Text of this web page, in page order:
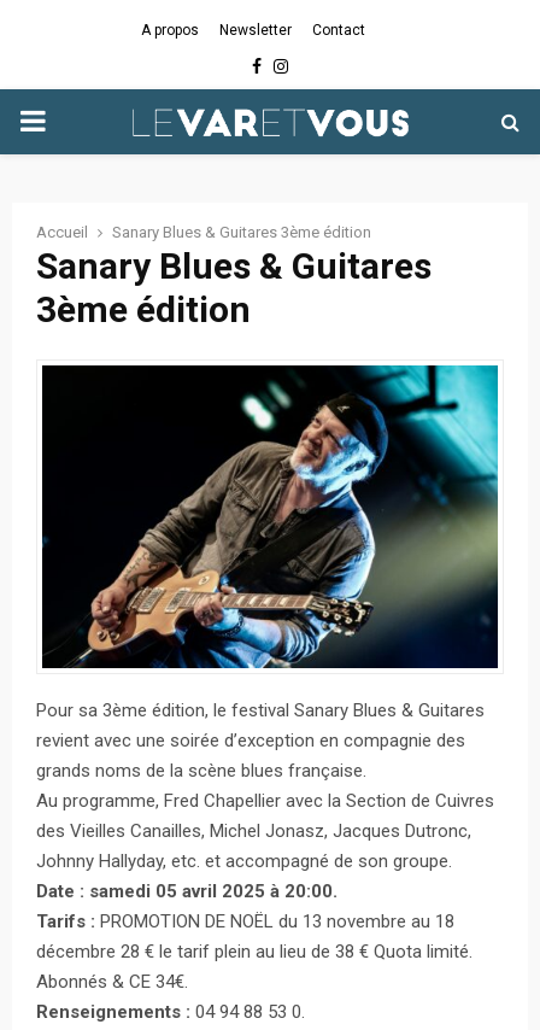
A propos Newsletter Contact
Facebook
Instagram
PRIMARY
Accueil Sanary Blues & Guitares 3ème édition
Sanary Blues & Guitares
3ème édition
Pour sa 3ème édition, le festival Sanary Blues & Guitares
revient avec une soirée d’exception en compagnie des
grands noms de la scène blues française.
Au programme, Fred Chapellier avec la Section de Cuivres
des Vieilles Canailles, Michel Jonasz, Jacques Dutronc,
Johnny Hallyday, etc. et accompagné de son groupe.
Date : samedi 05 avril 2025 à 20:00.
Tarifs : PROMOTION DE NOËL du 13 novembre au 18
décembre 28 € le tarif plein au lieu de 38 € Quota limité.
Abonnés & CE 34€.
Renseignements : 04 94 88 53 0.